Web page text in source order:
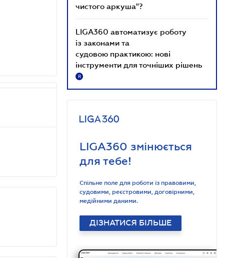
чистого аркуша"?
LIGA360 автоматизує роботу
із законами та
судовою практикою: нові
інструменти для точніших рішень
R
LIGA360 змінюється
для тебе!
Спільне поле для роботи із правовими,
судовими, реєстровими, договірними,
медійними даними.
ДІЗНАТИСЯ БІЛЬШЕ